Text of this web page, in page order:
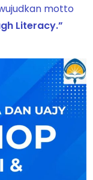
motto
Literacy.”